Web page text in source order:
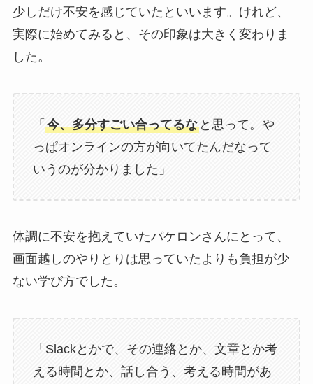
少しだけ不安を感じていたといいます。けれど、
実際に始めてみると、その印象は大きく変わりま
した。
「 今、多分すごい合ってるなと思って。や
っぱオンラインの方が向いてたんだなって
いうのが分かりました」
体調に不安を抱えていたパケロンさんにとって、
画面越しのやりとりは思っていたよりも負担が少
ない学び方でした。
「Slackとかで、その連絡とか、文章とか考
える時間とか、話し合う、考える時間があ